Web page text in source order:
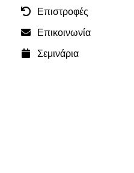
Επιστροφές
Επικοινωνία
Σεμινάρια